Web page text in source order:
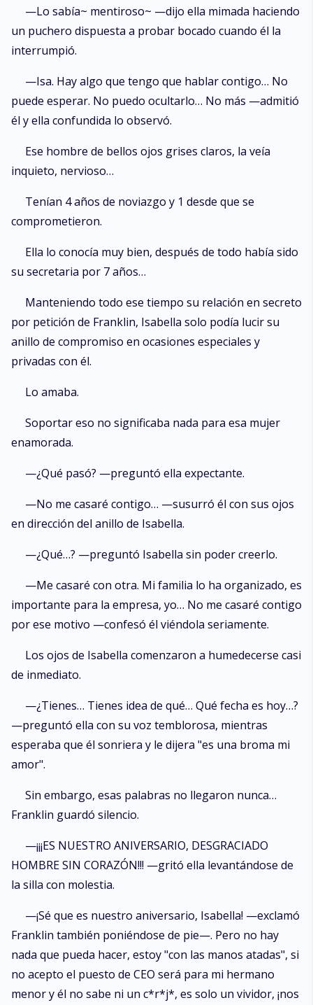
—Lo sabía~ mentiroso~ —dijo ella mimada haciendo
un puchero dispuesta a probar bocado cuando él la
interrumpió.
—Isa. Hay algo que tengo que hablar contigo… No
puede esperar. No puedo ocultarlo… No más —admitió
él y ella confundida lo observó.
Ese hombre de bellos ojos grises claros, la veía
inquieto, nervioso…
Tenían 4 años de noviazgo y 1 desde que se
comprometieron.
Ella lo conocía muy bien, después de todo había sido
su secretaria por 7 años…
Manteniendo todo ese tiempo su relación en secreto
por petición de Franklin, Isabella solo podía lucir su
anillo de compromiso en ocasiones especiales y
privadas con él.
Lo amaba.
Soportar eso no significaba nada para esa mujer
enamorada.
—¿Qué pasó? —preguntó ella expectante.
—No me casaré contigo… —susurró él con sus ojos
en dirección del anillo de Isabella.
—¿Qué…? —preguntó Isabella sin poder creerlo.
—Me casaré con otra. Mi familia lo ha organizado, es
importante para la empresa, yo… No me casaré contigo
por ese motivo —confesó él viéndola seriamente.
Los ojos de Isabella comenzaron a humedecerse casi
de inmediato.
—¿Tienes… Tienes idea de qué… Qué fecha es hoy…?
—preguntó ella con su voz temblorosa, mientras
esperaba que él sonriera y le dijera "es una broma mi
amor".
Sin embargo, esas palabras no llegaron nunca…
Franklin guardó silencio.
—¡¡¡ES NUESTRO ANIVERSARIO, DESGRACIADO
HOMBRE SIN CORAZÓN!!! —gritó ella levantándose de
la silla con molestia.
—¡Sé que es nuestro aniversario, Isabella! —exclamó
Franklin también poniéndose de pie—. Pero no hay
nada que pueda hacer, estoy "con las manos atadas", si
no acepto el puesto de CEO será para mi hermano
menor y él no sabe ni un c*r*j*, es solo un vividor, ¡nos